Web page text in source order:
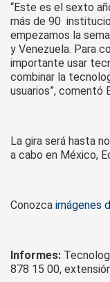
“Este es el sexto
más de 90
empezamos la
y Venezuela. Para
importante usar
combinar la
usuarios”, comentó
La gira será hasta
a cabo en México,
Conozca imágenes
Informes:
878 15 00,